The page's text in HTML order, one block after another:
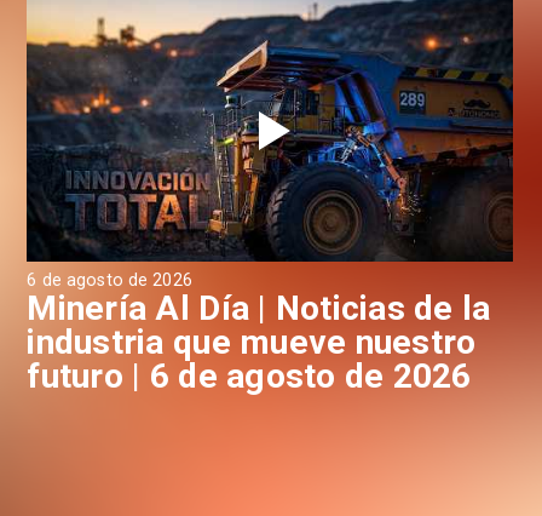
6 de agosto de 2026
Minería Al Día | Noticias de la
industria que mueve nuestro
futuro | 6 de agosto de 2026